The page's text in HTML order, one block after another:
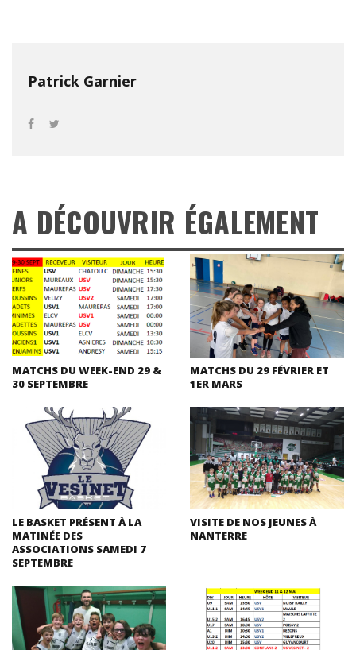
Patrick Garnier
A DÉCOUVRIR ÉGALEMENT
MATCHS DU WEEK-END 29 &
30 SEPTEMBRE
MATCHS DU 29 FÉVRIER ET
1ER MARS
LE BASKET PRÉSENT À LA
MATINÉE DES
ASSOCIATIONS SAMEDI 7
SEPTEMBRE
VISITE DE NOS JEUNES À
NANTERRE